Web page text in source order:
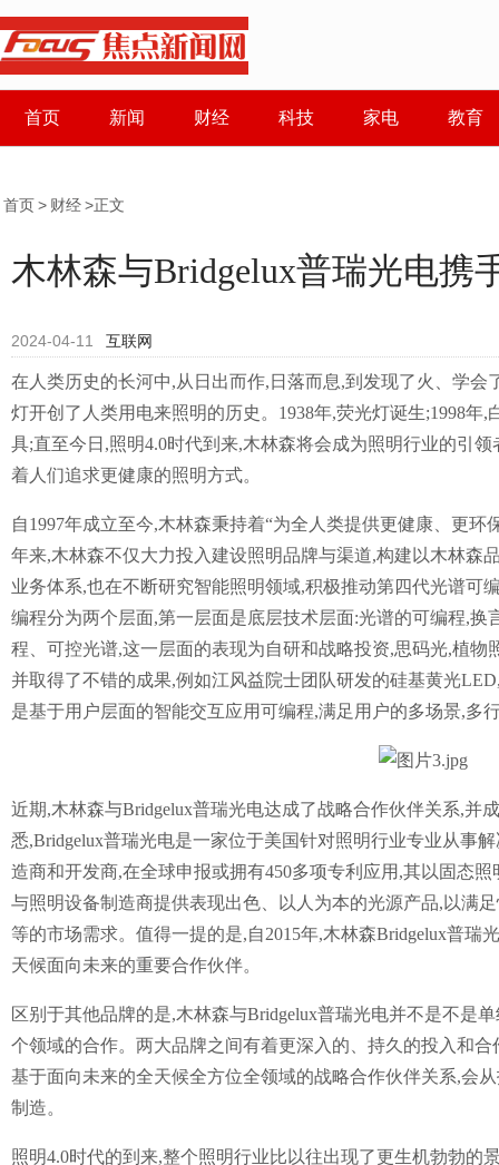
首页 新闻 财经 科技 家电 教育
首页> 财经>正文
木林森与Bridgelux普瑞光电携
2024-04-11 互联网
在人类历史的长河中,从日出而作,日落而息,到发现了火、学
灯开创了人类用电来照明的历史。1938年,荧光灯诞生;1998年
具;直至今日,照明4.0时代到来,木林森将会成为照明行业的引
着人们追求更健康的照明方式。
自1997年成立至今,木林森秉持着“为全人类提供更健康、更环
年来,木林森不仅大力投入建设照明品牌与渠道,构建以木林森
业务体系,也在不断研究智能照明领域,积极推动第四代光谱可
编程分为两个层面,第一层面是底层技术层面:光谱的可编程,
程、可控光谱,这一层面的表现为自研和战略投资,思码光,植物
并取得了不错的成果,例如江风益院士团队研发的硅基黄光
是基于用户层面的智能交互应用可编程,满足用户的多场景,多
近期,木林森与Bridgelux普瑞光电达成了战略合作伙伴关系,并
悉,Bridgelux普瑞光电是一家位于美国针对照明行业专业从事
造商和开发商,在全球申报或拥有450多项专利应用,其以固态
与照明设备制造商提供表现出色、以人为本的光源产品,以满
等的市场需求。值得一提的是,自2015年,木林森Bridgelux普瑞
天候面向未来的重要合作伙伴。
区别于其他品牌的是,木林森与Bridgelux普瑞光电并不是不是
个领域的合作。两大品牌之间有着更深入的、持久的投入和
基于面向未来的全天候全方位全领域的战略合作伙伴关系,会
制造。
照明4.0时代的到来,整个照明行业比以往出现了更生机勃勃的